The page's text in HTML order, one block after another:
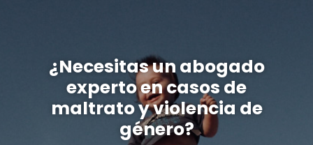
¿Necesitas un abogado
experto en casos de
maltrato y violencia de
género?